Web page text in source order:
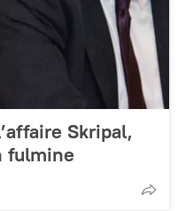
Skripal,
fulmine